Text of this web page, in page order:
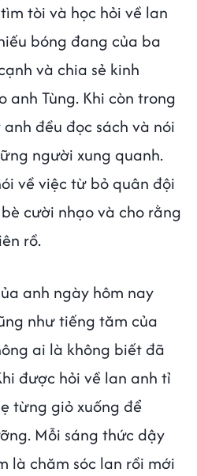
tòi và học hỏi về lan
bóng đang của ba
và chia sẻ kinh
anh Tùng. Khi còn trong
đều đọc sách và nói
người xung quanh.
về việc từ bỏ quân đội
cười nhạo và cho rằng
rồ.
anh ngày hôm nay
như tiếng tăm của
ai là không biết đã
được hỏi về lan anh tỉ
từng giỏ xuống để
Mỗi sáng thức dậy
là chăm sóc lan rồi mới